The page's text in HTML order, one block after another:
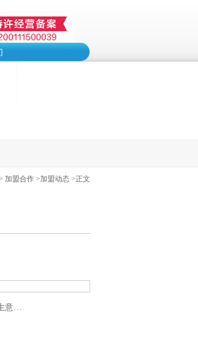
加盟合作 >加盟动态 >正文
！